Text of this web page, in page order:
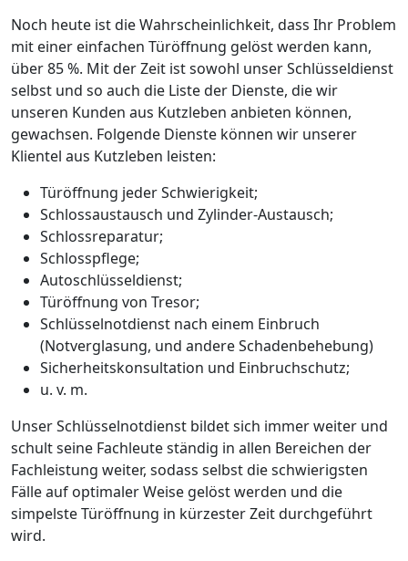
Noch heute ist die Wahrscheinlichkeit, dass Ihr Problem
mit einer einfachen Türöffnung gelöst werden kann,
über 85 %. Mit der Zeit ist sowohl unser Schlüsseldienst
selbst und so auch die Liste der Dienste, die wir
unseren Kunden aus Kutzleben anbieten können,
gewachsen. Folgende Dienste können wir unserer
Klientel aus Kutzleben leisten:
Türöffnung jeder Schwierigkeit;
Schlossaustausch und Zylinder-Austausch;
Schlossreparatur;
Schlosspflege;
Autoschlüsseldienst;
Türöffnung von Tresor;
Schlüsselnotdienst nach einem Einbruch
(Notverglasung, und andere Schadenbehebung)
Sicherheitskonsultation und Einbruchschutz;
u. v. m.
Unser Schlüsselnotdienst bildet sich immer weiter und
schult seine Fachleute ständig in allen Bereichen der
Fachleistung weiter, sodass selbst die schwierigsten
Fälle auf optimaler Weise gelöst werden und die
simpelste Türöffnung in kürzester Zeit durchgeführt
wird.